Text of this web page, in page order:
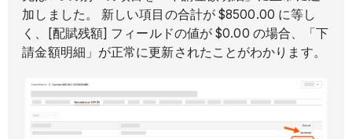
加しました。 新しい項目の合計が $8500.00 に等し
く、[配賦残額] フィールドの値が $0.00 の場合、「下
請金額明細」が正常に更新されたことがわかります。